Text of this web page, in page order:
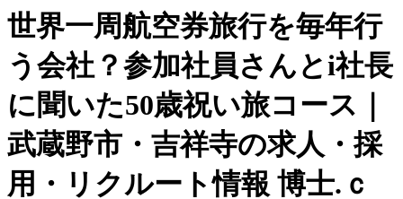
世界一周航空券旅行を毎年行
う会社？参加社員さんとi社長
に聞いた50歳祝い旅コース｜
武蔵野市・吉祥寺の求人・採
用・リクルート情報 博士.ｃ